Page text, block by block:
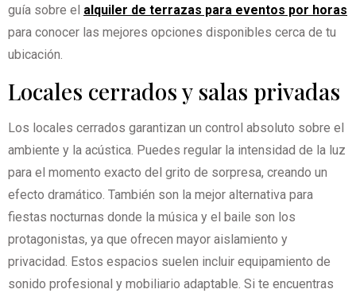
guía sobre el alquiler de terrazas para eventos por horas
para conocer las mejores opciones disponibles cerca de tu
ubicación.
Locales cerrados y salas privadas
Los locales cerrados garantizan un control absoluto sobre el
ambiente y la acústica. Puedes regular la intensidad de la luz
para el momento exacto del grito de sorpresa, creando un
efecto dramático. También son la mejor alternativa para
fiestas nocturnas donde la música y el baile son los
protagonistas, ya que ofrecen mayor aislamiento y
privacidad. Estos espacios suelen incluir equipamiento de
sonido profesional y mobiliario adaptable. Si te encuentras